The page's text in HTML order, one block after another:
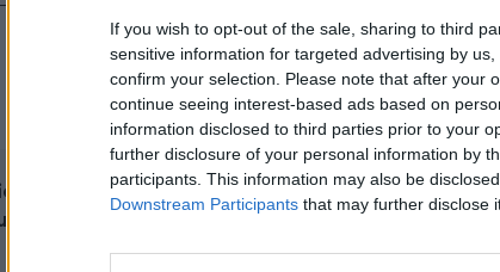
If you wish to opt-out of the sale, sharing to third
sensitive information for targeted advertising by
confirm your selection. Please note that after your
continue seeing interest-based ads based on
information disclosed to third parties prior to your
further disclosure of your personal information by
participants. This information may also be
Downstream Participants that may further disclose
König mochte nicht, dass ich ihn besuchte“ –
kontert UCI-Kritik nach Tour-Auftritt
heute wieder gezeigt hat“ – Jan Ullrich